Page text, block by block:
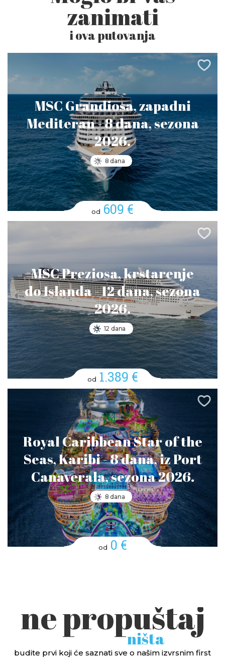
zanimati
i ova putovanja
MSC Grandiosa, zapadni
Mediteran - 8 dana, sezona
2026.
8 dana
od 609 €
MSC Preziosa, krstarenje
do Islanda - 12 dana, sezona
2026.
12 dana
od 1.389 €
Royal Caribbean Star of the
Seas, Karibi - 8 dana, iz Port
Canaverala, sezona 2026.
8 dana
od 0 €
ne propuštaj
ništa
budite prvi koji će saznati sve o našim izvrsnim first